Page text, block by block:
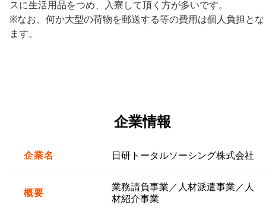
スに生活用品をつめ、入寮して頂く方が多いです。
※なお、何か大型の荷物を郵送する等の費用は個人負担と
ます。
企業情報
企業名 日研トータルソーシング株式会社
概要
業務請負事業／人材派遣事業／人
材紹介事業